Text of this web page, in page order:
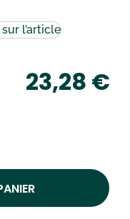
l’article
23,28 €